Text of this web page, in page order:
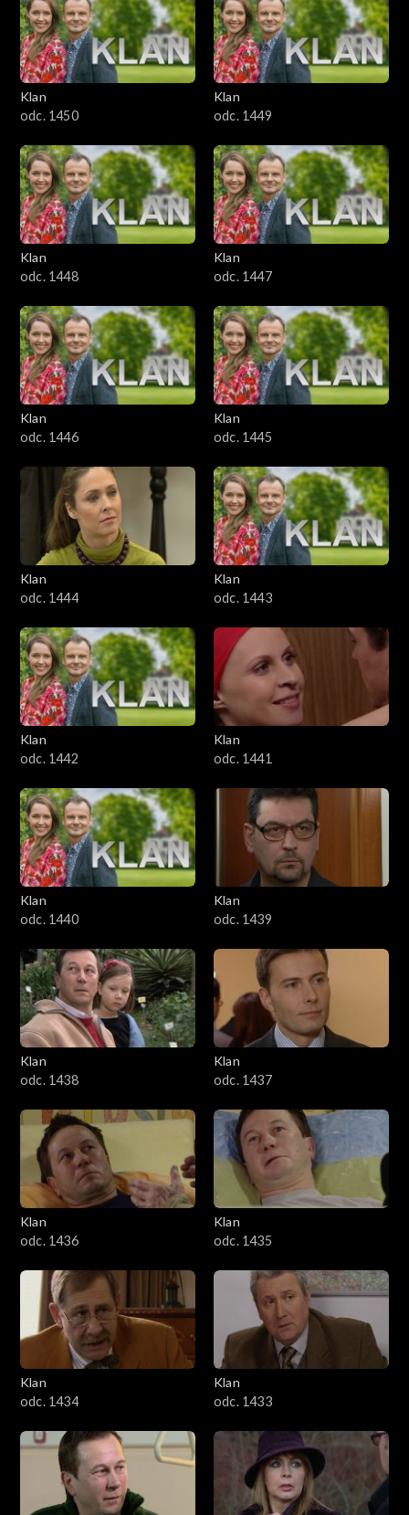
Klan
odc. 1450
Klan
odc. 1449
Klan
odc. 1448
Klan
odc. 1447
Klan
odc. 1446
Klan
odc. 1445
Klan
odc. 1444
Klan
odc. 1443
Klan
odc. 1442
Klan
odc. 1441
Klan
odc. 1440
Klan
odc. 1439
Klan
odc. 1438
Klan
odc. 1437
Klan
odc. 1436
Klan
odc. 1435
Klan
odc. 1434
Klan
odc. 1433